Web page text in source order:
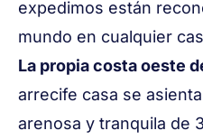
expedimos están
mundo en cualquier
La propia costa oeste
arrecife casa se
arenosa y tranquila de